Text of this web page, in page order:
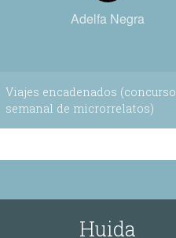
Adelfa Negra
Viajes encadenados (concurso
semanal de microrrelatos)
Huida